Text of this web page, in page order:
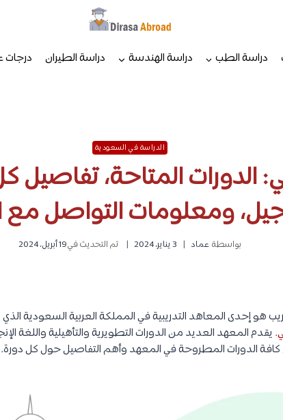
دراسة الطب دراسة الهندسة دراسة الطيران درجات
الدراسة في السعودية
الدورات المتاحة، تفاصيل
ومعلومات التواصل مع
بواسطة عماد 3 يناير، 2024 تم التحديث في19 أبريل، 2024
هو إحدى المعاهد التدريبية في المملكة العربية السعودية
. يقدم المعهد العديد من الدورات التطويرية والتأهيلية واللغة
الدورات المطروحة في المعهد وأهم التفاصيل حول كل دورة.